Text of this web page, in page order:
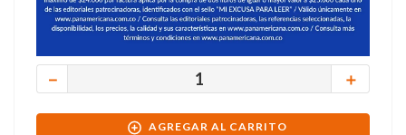
＋
－
AGREGAR AL CARRITO